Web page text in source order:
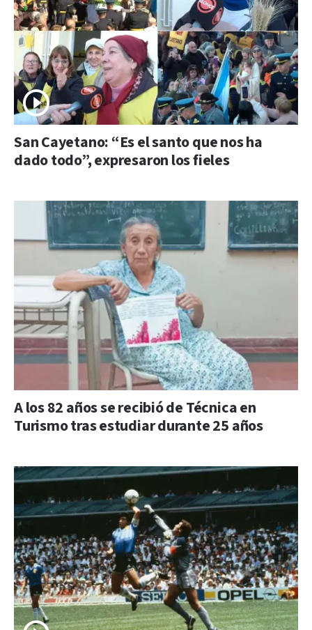
San Cayetano: “Es el santo que nos ha
dado todo”, expresaron los fieles
A los 82 años se recibió de Técnica en
Turismo tras estudiar durante 25 años